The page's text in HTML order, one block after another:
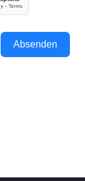
Absenden